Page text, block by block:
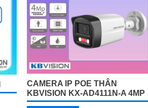
2k 4
CAMERA IP POE THÂN
KBVISION KX-AD4111N-A 4MP